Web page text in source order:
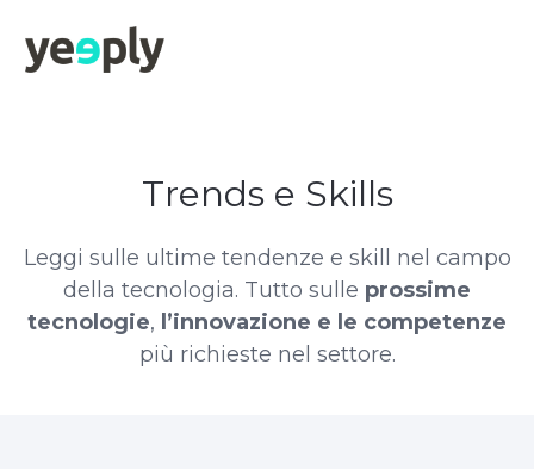
Trends e Skills
Leggi sulle ultime tendenze e skill nel campo
della tecnologia. Tutto sulle prossime
tecnologie, l’innovazione e le competenze
più richieste nel settore.